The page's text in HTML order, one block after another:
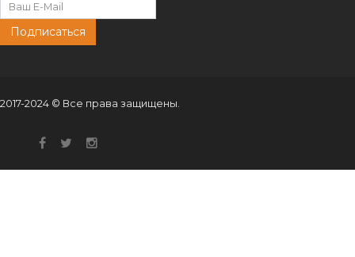
Подписаться
2017-2024 © Все права защищены.